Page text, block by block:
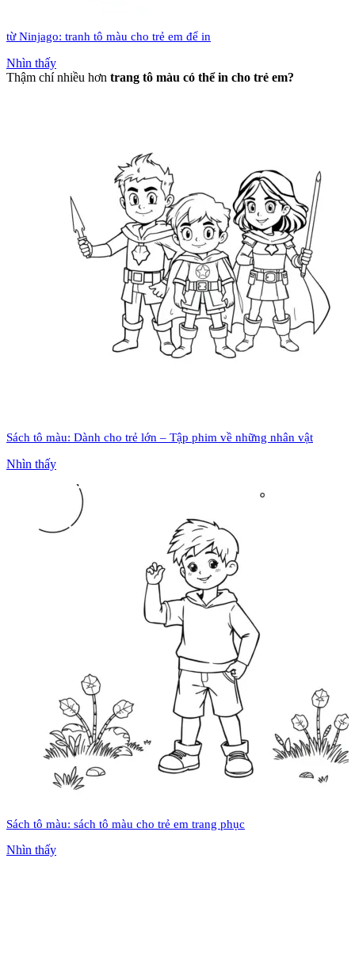
từ Ninjago: tranh tô màu cho trẻ em để in
Nhìn thấy
Thậm chí nhiều hơn trang tô màu có thể in cho trẻ em?
Sách tô màu: Dành cho trẻ lớn – Tập phim về những nhân vật
Nhìn thấy
Sách tô màu: sách tô màu cho trẻ em trang phục
Nhìn thấy